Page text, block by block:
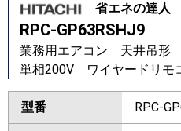
省エネの達人
RPC-GP63RSHJ9
業務用エアコン 天井吊
単相200V ワイヤードリ
型番 RPC-